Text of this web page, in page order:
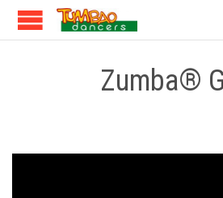
Zumba®